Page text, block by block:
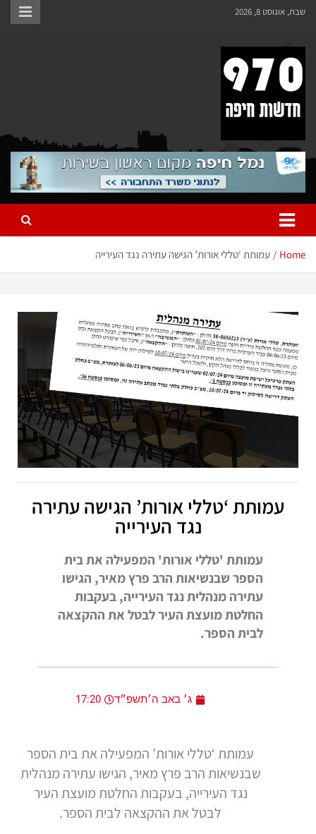
שבת, אוגוסט 8, 2026
970 חדשות חיפה
970 חדשות חיפה
Home עמותת ‘טללי אורות’ הגישה עתירה נגד העירייה
עמותת ‘טללי אורות’ הגישה עתירה
נגד העירייה
עמותת 'טללי אורות' המפעילה את בית
הספר שבנשיאות הרב פרץ מאיר, הגישו
עתירה מנהלית נגד העירייה, בעקבות
החלטת מועצת העיר לבטל את ההקצאה
לבית הספר.
ג׳ באב ה׳תשפ״ד 17:20
עמותת ‘טללי אורות’ המפעילה את בית הספר
שבנשיאות הרב פרץ מאיר, הגישו עתירה מנהלית
נגד העירייה, בעקבות החלטת מועצת העיר
לבטל את ההקצאה לבית הספר.